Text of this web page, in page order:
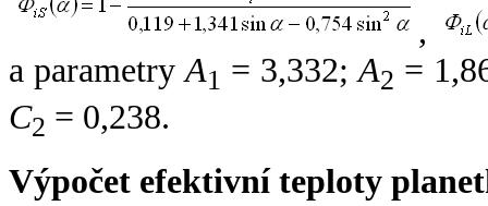
,
a parametryA1 = 3,332;A2 =
C2 = 0,238.
Výpočet efektivní teploty